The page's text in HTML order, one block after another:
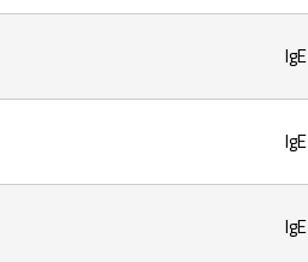
IgE
IgE
IgE